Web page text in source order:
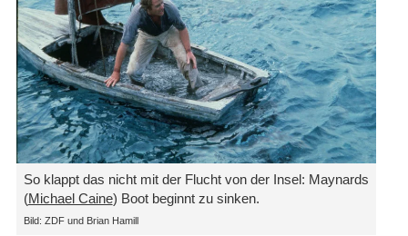
So klappt das nicht mit der Flucht von der Insel: Maynards
(Michael Caine) Boot beginnt zu sinken.
Bild: ZDF und Brian Hamill